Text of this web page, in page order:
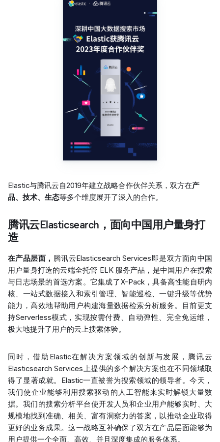
Elastic与腾讯云自2019年建立战略合作伙伴关系，双方在产
品、技术、生态等多个维度展开了深入的合作。
腾讯云Elasticsearch，面向中国用户量身打
造
在产品层面， 腾讯云Elasticsearch Services即是双方面向中国
用户量身打造的云端全托管 ELK 服务产品，是中国用户在搜索
与日志场景的首选方案。它集成了X-Pack，具备高性能自研内
核、一站式数据接入和索引管理、智能巡检、一键升级等优势
能力，高效地帮助用户构建海量数据检索分析服务。目前更支
持Serverless模式，实现按需付费、自动弹性、完全免运维，
极大地提升了用户的云上搜索体验。
同时，借助Elastic在解决方案领域的创新与发展，腾讯云
Elasticsearch Services上提供的多个解决方案也在不同领域取
得了显著成就。Elastic一直被誉为搜索领域的领导者。今天，
我们使企业能够利用搜索驱动的人工智能来实时解锁大量数
据。我们的搜索分析平台使开发人员和企业用户能够实时、大
规模地找到准确、相关、富有洞察力的答案，以推动企业取得
更好的业务成果。这一战略互补确保了双方在产品层面能够为
用户提供一个全面、高效、并且深度集成的服务体系。